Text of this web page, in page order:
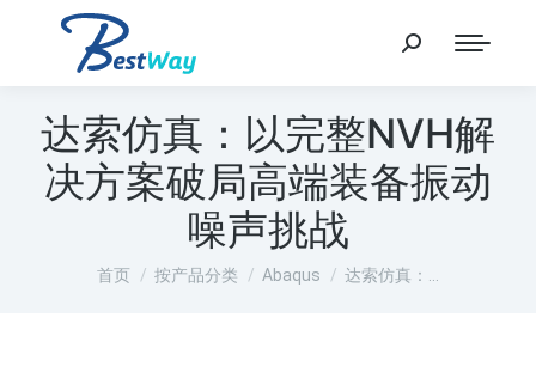
达索仿真：以完整NVH解
决方案破局高端装备振动
噪声挑战
您在这里：
首页 按产品分类 Abaqus 达索仿真：…